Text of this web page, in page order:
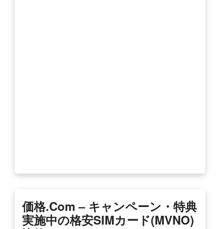
価格.com – キャンペーン・特典
実施中の格安SIMカード(MVNO)